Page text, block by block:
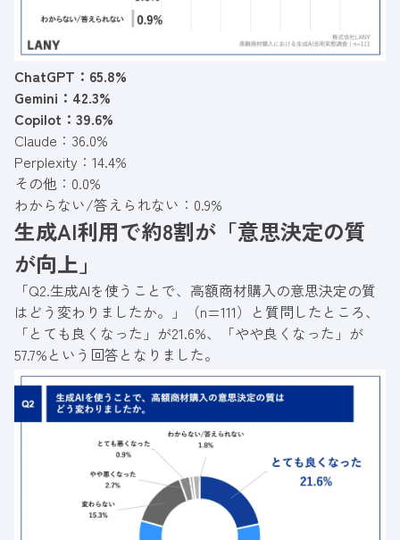
ChatGPT：65.8%
Gemini：42.3%
Copilot：39.6%
Claude：36.0%
Perplexity：14.4%
その他：0.0%
わからない/答えられない：0.9%
生成AI利用で約8割が「意思決定の質
が向上」
「Q2.生成AIを使うことで、高額商材購入の意思決定の質
はどう変わりましたか。」（n=111）と質問したところ、
「とても良くなった」が21.6%、「やや良くなった」が
57.7%という回答となりました。